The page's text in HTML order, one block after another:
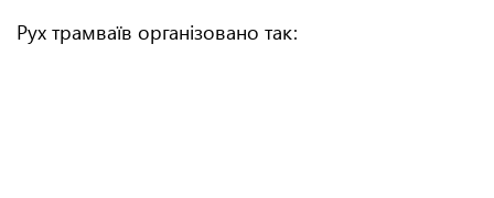
Рух трамваїв організовано так: